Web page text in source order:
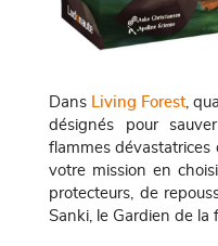
Dans Living Forest ,
désignés pour
flammes dévastatrices
votre mission en
protecteurs, de
Sanki, le Gardien de la